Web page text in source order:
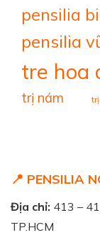
pensilia
pensilia
tre hoa
trị nám
📍 PENSILIA
Địa chỉ: 413 –
TP.HCM